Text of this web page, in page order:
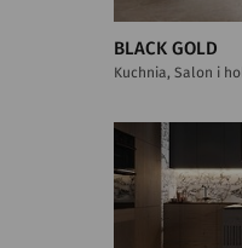
BLACK GOLD
Kuchnia, Salon i hol